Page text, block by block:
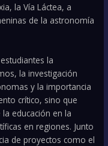
la Vía Láctea, a
de la astronomía
la
la investigación
y la importancia
crítico, sino que
educación en la
en regiones. Junto
de proyectos como el